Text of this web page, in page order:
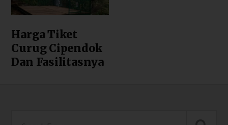
Harga Tiket
Curug Cipendok
Dan Fasilitasnya